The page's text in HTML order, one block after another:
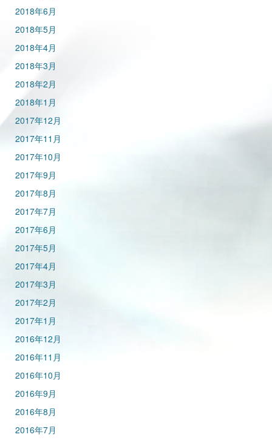
2018年6月
2018年5月
2018年4月
2018年3月
2018年2月
2018年1月
2017年12月
2017年11月
2017年10月
2017年9月
2017年8月
2017年7月
2017年6月
2017年5月
2017年4月
2017年3月
2017年2月
2017年1月
2016年12月
2016年11月
2016年10月
2016年9月
2016年8月
2016年7月